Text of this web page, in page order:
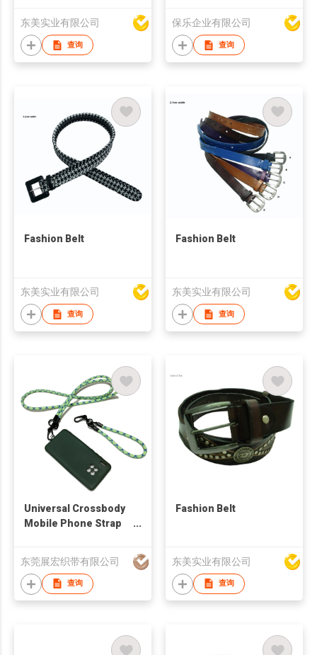
东美实业有限公司
查询
保乐企业有限公司
查询
Fashion Belt
东美实业有限公司
查询
Fashion Belt
东美实业有限公司
查询
Universal Crossbody
Mobile Phone Strap
Shoulder Rope Strap
东莞展宏织带有限公司
查询
Fashion Belt
东美实业有限公司
查询